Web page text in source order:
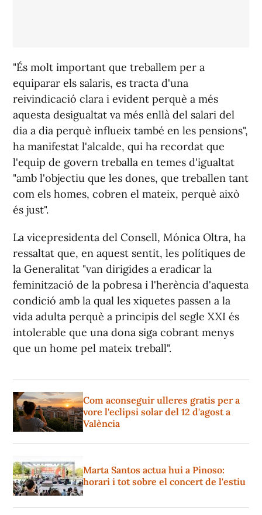
"És molt important que treballem per a
equiparar els salaris, es tracta d'una
reivindicació clara i evident perquè a més
aquesta desigualtat va més enllà del salari del
dia a dia perquè influeix també en les pensions",
ha manifestat l'alcalde, qui ha recordat que
l'equip de govern treballa en temes d'igualtat
"amb l'objectiu que les dones, que treballen tant
com els homes, cobren el mateix, perquè això
és just".
La vicepresidenta del Consell, Mónica Oltra, ha
ressaltat que, en aquest sentit, les polítiques de
la Generalitat "van dirigides a eradicar la
feminització de la pobresa i l'herència d'aquesta
condició amb la qual les xiquetes passen a la
vida adulta perquè a principis del segle XXI és
intolerable que una dona siga cobrant menys
que un home pel mateix treball".
Com aconseguir ulleres gratis per a
vore l'eclipsi solar del 12 d'agost a
València
Marta Santos actua hui a Pinoso:
horari i tot sobre el concert de l'estiu